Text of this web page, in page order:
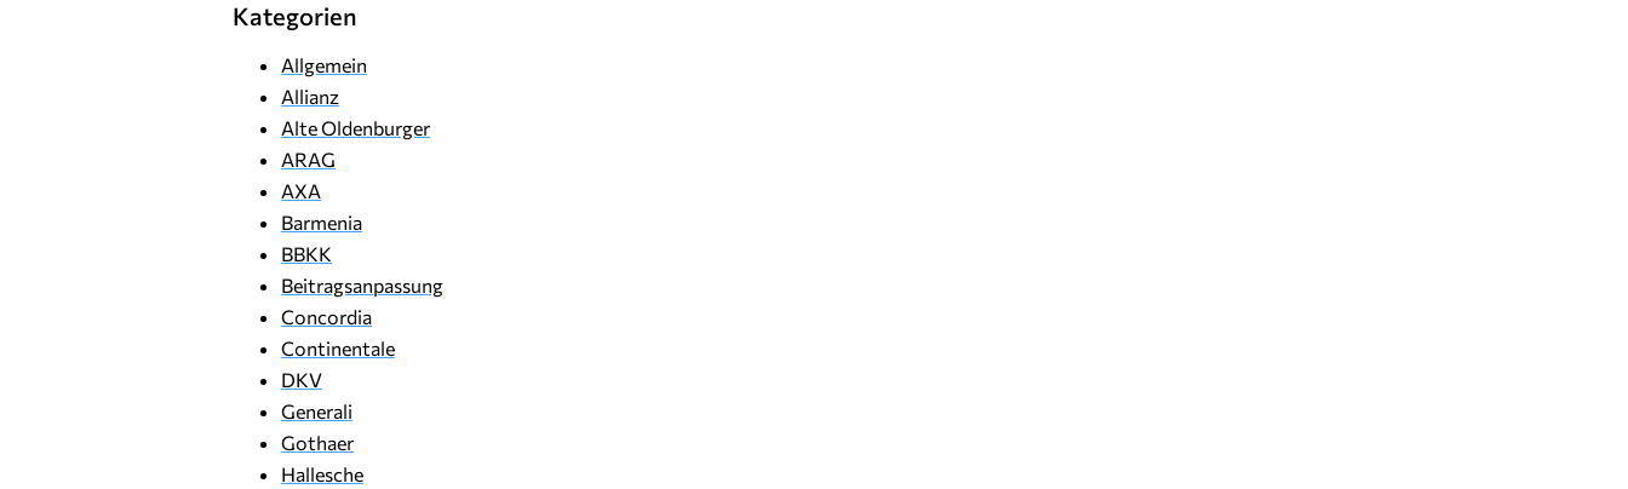
Kategorien
Allgemein
Allianz
Alte Oldenburger
ARAG
AXA
Barmenia
BBKK
Beitragsanpassung
Concordia
Continentale
DKV
Generali
Gothaer
Hallesche